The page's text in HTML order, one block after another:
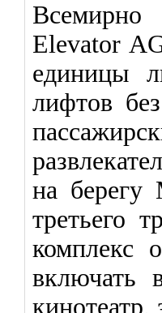
Всемирно
Elevator
единицы
лифтов
на берегу
третьего
комплекс
включать
кинотеатр,